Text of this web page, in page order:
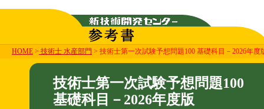
HOME > 技術士 水産部門 > 技術士第一次試験予想問題100 基礎科目－2026年度
技術士第一次試験予想問題100
基礎科目－2026年度版